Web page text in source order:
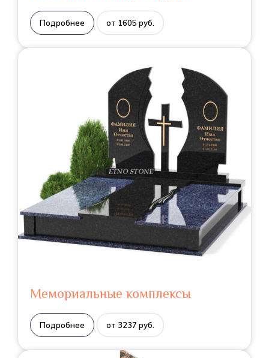
Подробнее от 1605 руб.
Мемориальные комплексы
Подробнее от 3237 руб.